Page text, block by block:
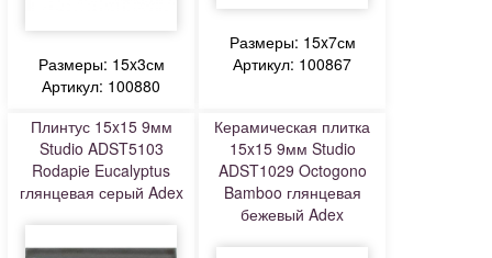
Размеры: 15x3см
Артикул: 100880
Размеры: 15x7см
Артикул: 100867
Плинтус 15x15 9мм
Studio ADST5103
Rodapie Eucalyptus
глянцевая серый Adex
Керамическая плитка
15x15 9мм Studio
ADST1029 Octogono
Bamboo глянцевая
бежевый Adex